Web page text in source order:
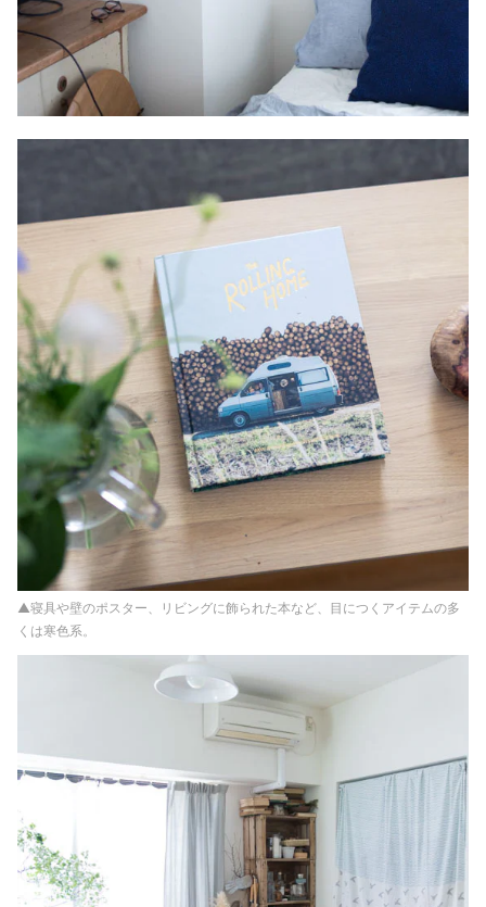
▲寝具や壁のポスター、リビングに飾られた本など、目につくアイテムの多
くは寒色系。